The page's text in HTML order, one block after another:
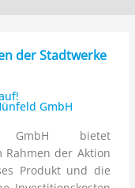
der Stadtwerke
GmbH
GmbH bietet
der Aktion
Produkt und die